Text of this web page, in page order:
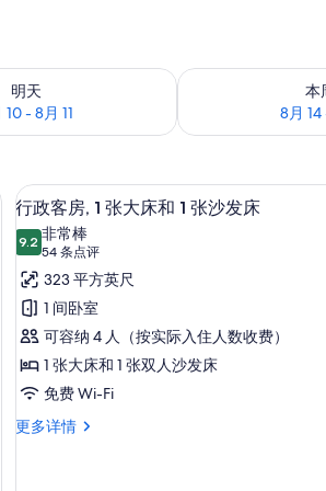
明天
10 - 8月 11
：8月 10 - 8月 11
本
8月 14
查看本周末的空房
你吧、客房内保险箱、办公桌、隔音
显
示
行
政
客
房,
1
张
大
行政客房, 1
6
行政客房, 1 张大床和 1 张沙发床
9.29.2 分，满分 10 分
非常棒
54 条点评
(54
条
点
评)
323 平方英尺
1 间卧室
可容纳 4 人（按实际入住人数收费）
1 张大床和 1 张双人沙发床
免费 Wi-Fi
更多详情
行